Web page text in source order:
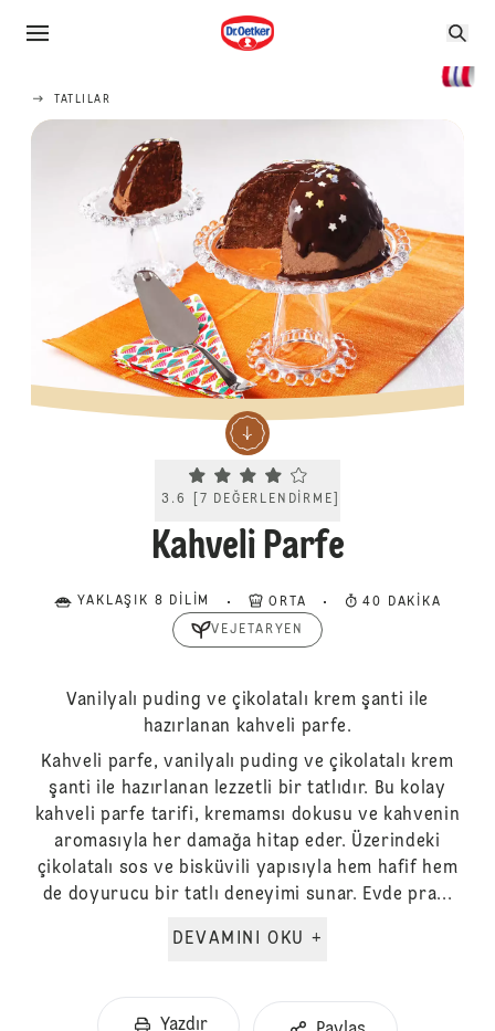
TATLILAR
Current rating 3.6. Click to rate.
3.6 7 DEĞERLENDIRME
Kahveli Parfe
YAKLAŞIK 8 DILIM ORTA 40 DAKIKA
VEJETARYEN
Vanilyalı puding ve çikolatalı krem şanti ile
hazırlanan kahveli parfe.
Kahveli parfe, vanilyalı puding ve çikolatalı krem
şanti ile hazırlanan lezzetli bir tatlıdır. Bu kolay
kahveli parfe tarifi, kremamsı dokusu ve kahvenin
aromasıyla her damağa hitap eder. Üzerindeki
çikolatalı sos ve bisküvili yapısıyla hem hafif hem
de doyurucu bir tatlı deneyimi sunar. Evde pra...
DEVAMINI OKU +
Yazdır